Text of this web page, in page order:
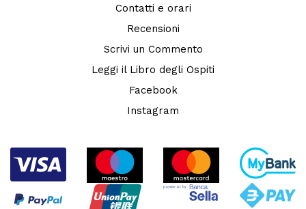
Contatti e orari
Recensioni
Scrivi un Commento
Leggi il Libro degli Ospiti
Facebook
Instagram